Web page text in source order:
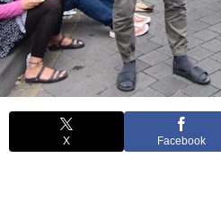
X Facebook